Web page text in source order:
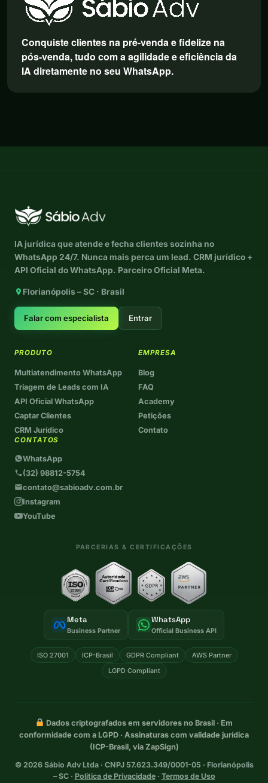
Conquiste clientes na pré-venda e fidelize na
pós-venda, tudo com a agilidade e eficiência da
IA diretamente no seu WhatsApp.
IA jurídica que atende e fecha clientes sozinha no
WhatsApp 24/7. Nunca mais perca um lead. CRM jurídico +
API Oficial do WhatsApp. Parceiro Oficial Meta.
Florianópolis – SC · Brasil
Falar com especialista Entrar
PARCERIAS & CERTIFICAÇÕES
Meta
Business Partner
WhatsApp
Official Business API
ISO 27001 ICP-Brasil GDPR Compliant
AWS Partner
LGPD Compliant
PRODUTO
Multiatendimento WhatsApp
Triagem de Leads com IA
API Oficial WhatsApp
Captar Clientes
CRM Jurídico
EMPRESA
Blog
FAQ
Academy
Petições
Contato
CONTATOS
WhatsApp
(32) 98812-5754
contato@sabioadv.com.br
Instagram
YouTube
Dados criptografados em servidores no Brasil · Em
conformidade com a LGPD · Assinaturas com validade jurídica
(ICP-Brasil, via ZapSign)
© 2026Sábio Adv Ltda · CNPJ 57.623.349/0001-05 · Florianópolis
– SC · Política de Privacidade· Termos de Uso